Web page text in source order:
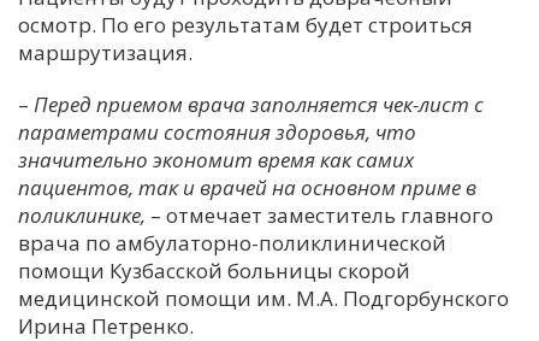
К
М
Н
У
Х
Ч
осмотр. По его результатам будет строиться
маршрутизация.
– Перед приемом врача заполняется чек-лист с
параметрами состояния здоровья, что
значительно экономит время как самих
пациентов, так и врачей на основном приме в
поликлинике, – отмечает заместитель главного
врача по амбулаторно-поликлинической
помощи Кузбасской больницы скорой
медицинской помощи им. М.А. Подгорбунского
Ирина Петренко.